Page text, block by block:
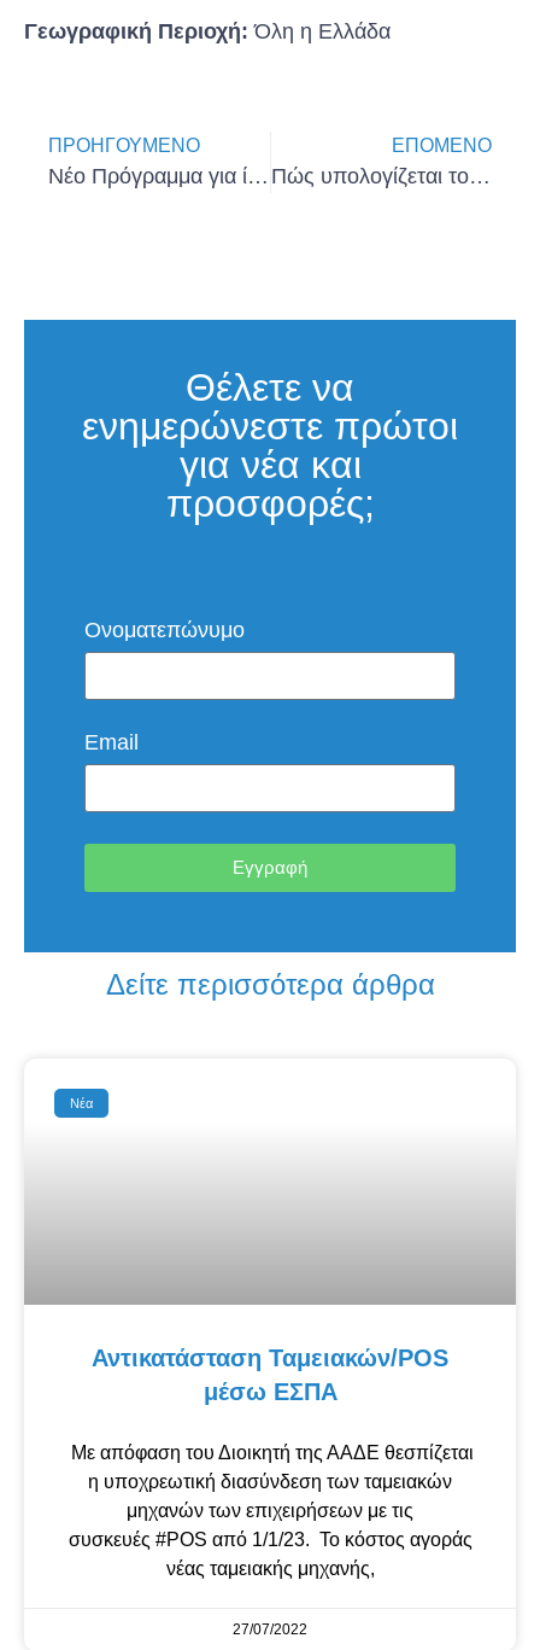
Γεωγραφική Περιοχή: Όλη η Ελλάδα
ΠΡΟΗΓΟΎΜΕΝΟ
Νέο Πρόγραμμα για ίδρυση νέων επιχειρήσεων με 100% επιχορήγηση
ΕΠΌΜΕΝΟ
Πώς υπολογίζεται το Δώρο Πάσχα
Θέλετε να
ενημερώνεστε πρώτοι
για νέα και
προσφορές;
Ονοματεπώνυμο
Email
Εγγραφή
Δείτε περισσότερα άρθρα
Νέα
Αντικατάσταση Ταμειακών/POS
μέσω ΕΣΠΑ
Με απόφαση του Διοικητή της ΑΑΔΕ θεσπίζεται
η υποχρεωτική διασύνδεση των ταμειακών
μηχανών των επιχειρήσεων με τις
συσκευές #POS από 1/1/23. Το κόστος αγοράς
νέας ταμειακής μηχανής,
27/07/2022